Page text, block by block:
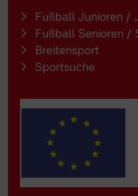
Fußball Junioren /
Fußball Senioren /
Breitensport
Sportsuche